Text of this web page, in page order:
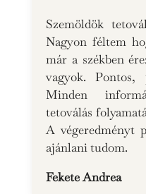
Szemöldök
Nagyon féltem
már a székben
vagyok.
Minden
tetoválás
A végeredményt
ajánlani tudom.
Fekete Andrea